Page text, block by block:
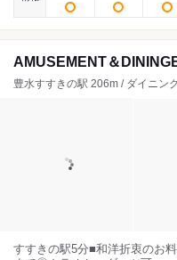
AMUSEMENT＆
豊水すすきの駅 206m / ダイニン
すすきの駅5分■和洋折衷のお